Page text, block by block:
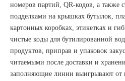
номеров партий, QR-кодов, а также
подделками на крышках бутылок,
картонных коробках, этикетках и
чистые коды для бутилированной
продуктов, приправ и упаковок
читаемыми после доставки и
заполняющие линии выигрывают от